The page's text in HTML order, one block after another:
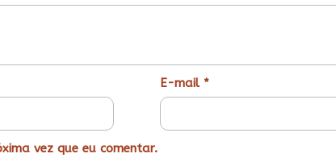
E-mail *
vez que eu comentar.